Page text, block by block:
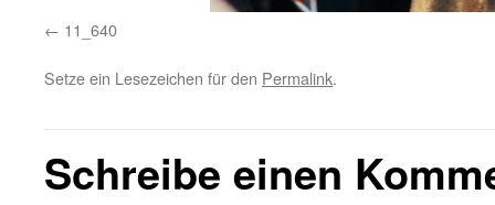
11_640
Setze ein Lesezeichen für den Permalink.
Schreibe einen